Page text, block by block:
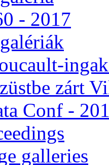
- 2017
zárt
Conf -
gal­le­ri­es